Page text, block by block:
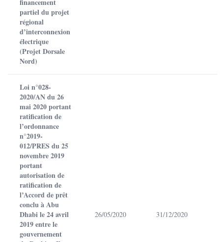
financement
partiel du projet
régional
d’interconnexion
électrique
(Projet Dorsale
Nord)
Loi n°028-
2020/AN du 26
mai 2020 portant
ratification de
l’ordonnance
n°2019-
012/PRES du 25
novembre 2019
portant
autorisation de
ratification de
l’Accord de prêt
conclu à Abu
Dhabi le 24 avril
2019 entre le
gouvernement
26/05/2020 31/12/2020